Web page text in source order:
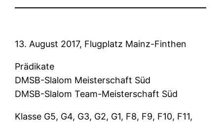
13. August 2017, Flugplatz Mainz-Finthen
Prädikate
DMSB-Slalom Meisterschaft Süd
DMSB-Slalom Team-Meisterschaft Süd
Klasse G5, G4, G3, G2, G1, F8, F9, F10, F11,